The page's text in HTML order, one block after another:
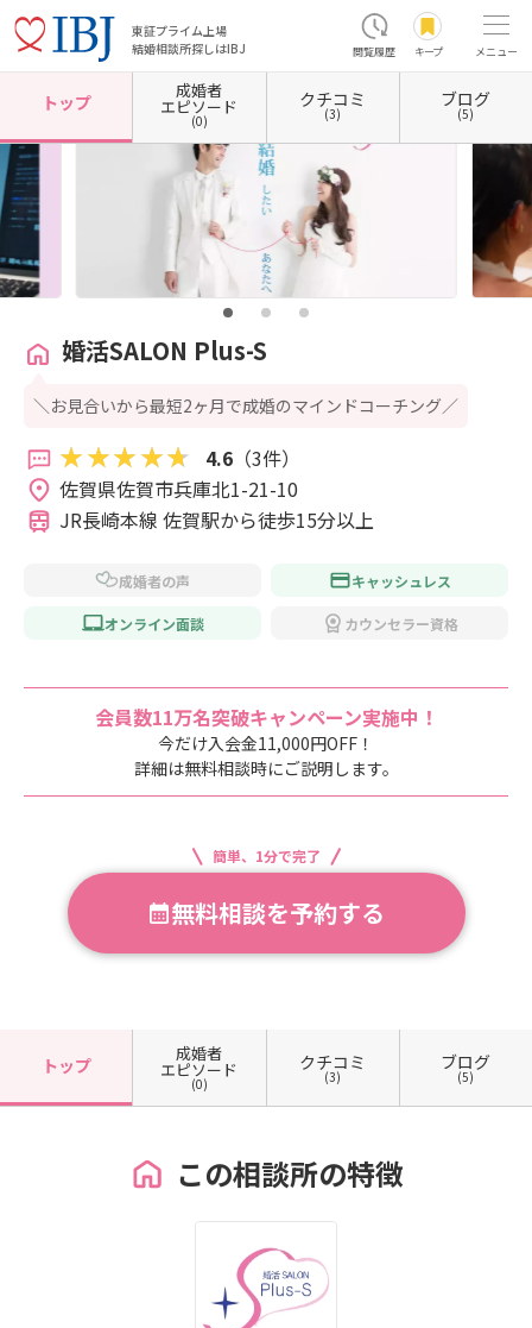
東証プライム上場
結婚相談所探しはIBJ
閲覧履歴 キープ メニュー
ホーム 佐賀県の結婚相談所 佐賀県佐賀市 婚活SALON Plus-S
トップ
成婚者
エピソード
(0)
クチコミ
(3)
ブログ
(5)
婚活SALON Plus-S
＼お見合いから最短2ヶ月で成婚のマインドコーチング／
4.6（3件）
JR長崎本線 佐賀駅から徒歩15分以上
成婚者の声 キャッシュレス
オンライン面談 カウンセラー資格
会員数11万名突破キャンペーン実施中！
今だけ入会金11,000円OFF！
詳細は無料相談時にご説明します。
簡単、1分で完了
無料相談を予約する
トップ
成婚者
エピソード
(0)
クチコミ
(3)
ブログ
(5)
この相談所の特徴